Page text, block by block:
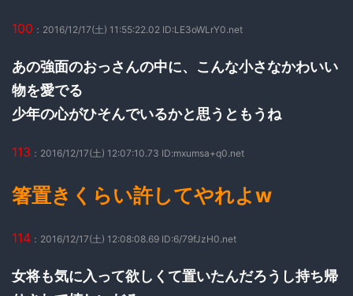
100 ：2016/12/17(土) 11:55:22.02 ID:LE3oWLrY0.net
あの強面のおっさんの中に、こんな小さなかわいい
物を愛でる
少年の心がひそんでいるかと思うともうね
113 ：2016/12/17(土) 12:07:10.73 ID:mxumsa+q0.net
箸置きくらい許してやれよw
114 ：2016/12/17(土) 12:08:08.69 ID:6/79fJzH0.net
女将も気に入って欲しくて置いたんだろうし持ち帰